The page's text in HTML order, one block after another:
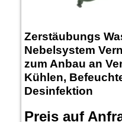
Zerstäubungs
Nebelsystem
zum Anbau an
Kühlen,
Desinfektion
Preis auf